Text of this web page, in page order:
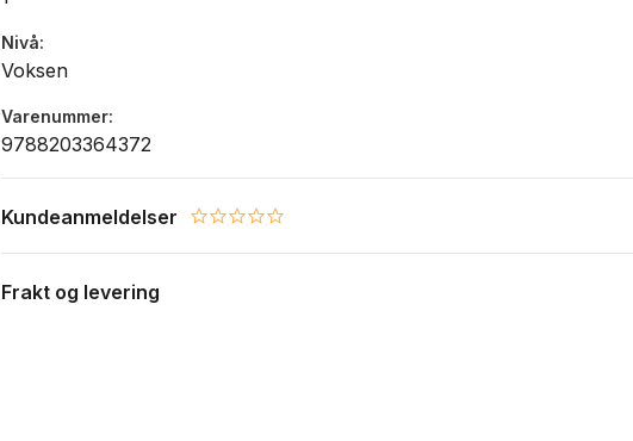
Nivå
Voksen
Varenummer
9788203364372
Kundeanmeldelser 0.0 star rating
Frakt og levering